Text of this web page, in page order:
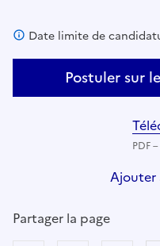
Postuler sur
Date limite de
PDF
Ajouter
Partager la page